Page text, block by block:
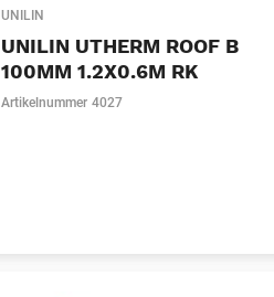
UNILIN
UNILIN UTHERM ROOF B
100MM 1.2X0.6M RK
Artikelnummer 4027